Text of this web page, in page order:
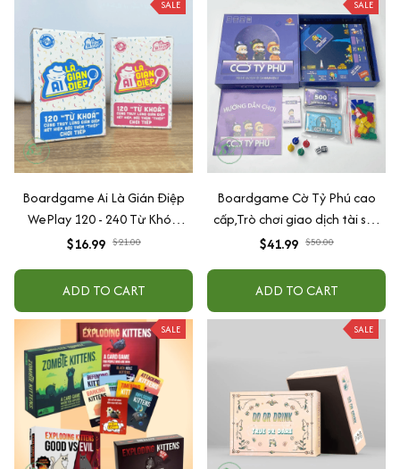
SALE
Boardgame Ai Là Gián Điệp
WePlay 120 - 240 Từ Khóa
Keyword
$16.99 $21.00
ADD TO CART
SALE
Boardgame Cờ Tỷ Phú cao
cấp,Trò chơi giao dịch tài sản
nhanh gọn lẹ
$41.99 $50.00
ADD TO CART
SALE SALE